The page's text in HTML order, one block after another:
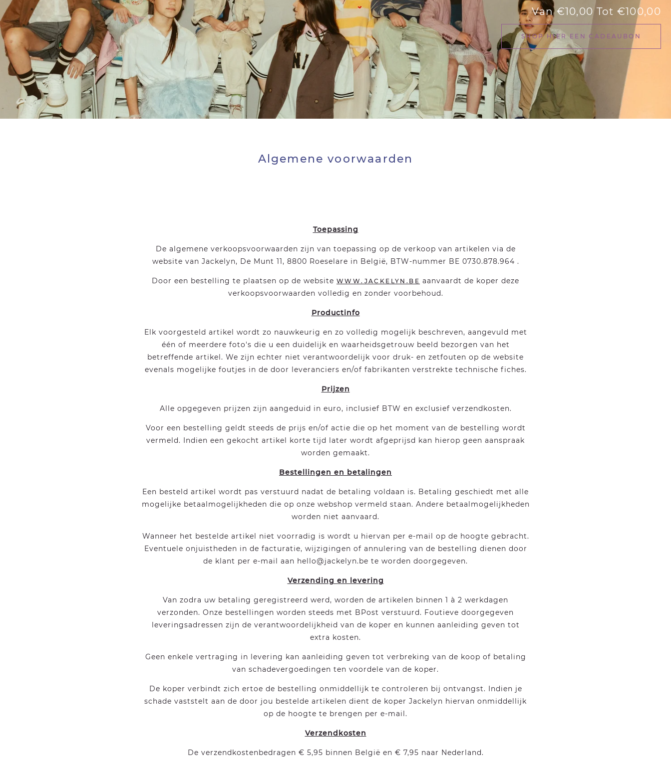
Prijs
Van €10,00 Tot €100,00
SHOP HIER EEN CADEAUBON
Algemene voorwaarden
Toepassing
De algemene verkoopsvoorwaarden zijn van toepassing op de verkoop van artikelen via de
website van Jackelyn, De Munt 11, 8800 Roeselare in België, BTW-nummer BE 0730.878.964 .
Door een bestelling te plaatsen op de website WWW.JACKELYN.BE aanvaardt de koper deze
verkoopsvoorwaarden volledig en zonder voorbehoud.
Productinfo
Elk voorgesteld artikel wordt zo nauwkeurig en zo volledig mogelijk beschreven, aangevuld met
één of meerdere foto's die u een duidelijk en waarheidsgetrouw beeld bezorgen van het
betreffende artikel. We zijn echter niet verantwoordelijk voor druk- en zetfouten op de website
evenals mogelijke foutjes in de door leveranciers en/of fabrikanten verstrekte technische fiches.
Prijzen
Alle opgegeven prijzen zijn aangeduid in euro, inclusief BTW en exclusief verzendkosten.
Voor een bestelling geldt steeds de prijs en/of actie die op het moment van de bestelling wordt
vermeld. Indien een gekocht artikel korte tijd later wordt afgeprijsd kan hierop geen aanspraak
worden gemaakt.
Bestellingen en betalingen
Een besteld artikel wordt pas verstuurd nadat de betaling voldaan is. Betaling geschiedt met alle
mogelijke betaalmogelijkheden die op onze webshop vermeld staan. Andere betaalmogelijkheden
worden niet aanvaard.
Wanneer het bestelde artikel niet voorradig is wordt u hiervan per e-mail op de hoogte gebracht.
Eventuele onjuistheden in de facturatie, wijzigingen of annulering van de bestelling dienen door
de klant per e-mail aan hello@jackelyn.be te worden doorgegeven.
Verzending en levering
Van zodra uw betaling geregistreerd werd, worden de artikelen binnen 1 à 2 werkdagen
verzonden. Onze bestellingen worden steeds met BPost verstuurd. Foutieve doorgegeven
leveringsadressen zijn de verantwoordelijkheid van de koper en kunnen aanleiding geven tot
extra kosten.
Geen enkele vertraging in levering kan aanleiding geven tot verbreking van de koop of betaling
van schadevergoedingen ten voordele van de koper.
De koper verbindt zich ertoe de bestelling onmiddellijk te controleren bij ontvangst. Indien je
schade vaststelt aan de door jou bestelde artikelen dient de koper Jackelyn hiervan onmiddellijk
op de hoogte te brengen per e-mail.
Verzendkosten
De verzendkostenbedragen € 5,95 binnen België en € 7,95 naar Nederland.